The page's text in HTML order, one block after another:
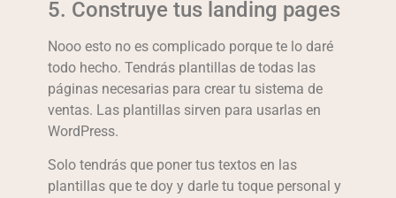
5. Construye tus landing pages
Nooo esto no es complicado porque te lo daré
todo hecho. Tendrás plantillas de todas las
páginas necesarias para crear tu sistema de
ventas. Las plantillas sirven para usarlas en
WordPress.
Solo tendrás que poner tus textos en las
plantillas que te doy y darle tu toque personal y